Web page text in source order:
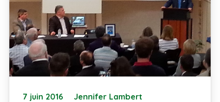
7 juin 2016 Jennifer Lambert